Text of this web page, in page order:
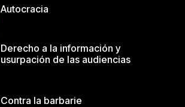
Autocracia
Derecho a la información y
usurpación de las audiencias
Contra la barbarie